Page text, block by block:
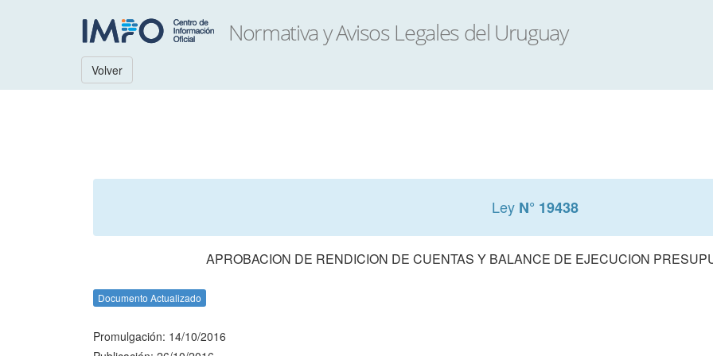
Volver
Ley N° 19438
APROBACION DE RENDICION DE CUENTAS Y BALANCE DE EJECUCION
Documento Actualizado
Promulgación: 14/10/2016